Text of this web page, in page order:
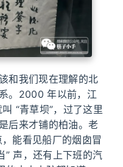
和我们现在理解的北
。2000 年以前，江
“青草坝”，过了这里
后来才铺的柏油。老
能看见船厂的烟囱冒
” 声，还有上下班的汽